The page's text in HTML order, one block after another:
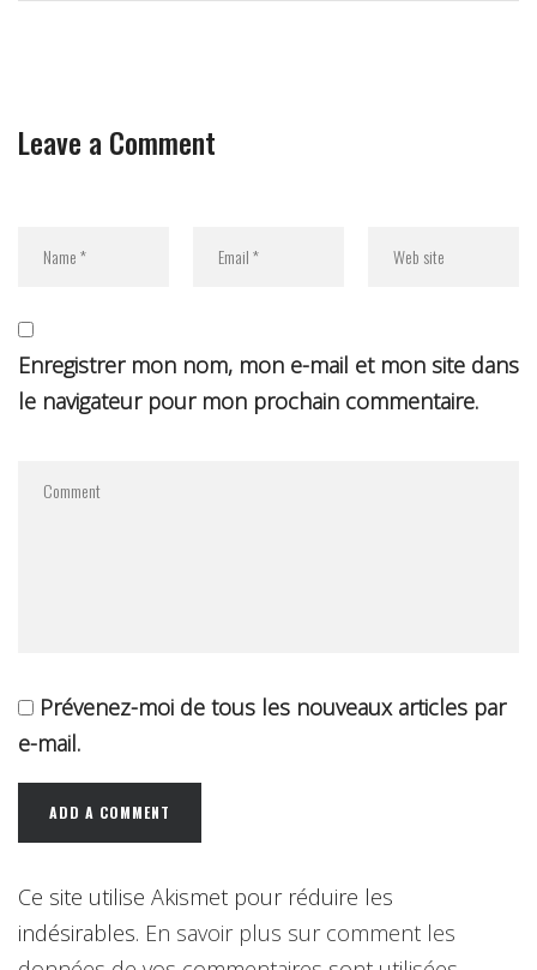
Leave a Comment
Enregistrer mon nom, mon e-mail et mon site dans
le navigateur pour mon prochain commentaire.
Prévenez-moi de tous les nouveaux articles par
e-mail.
Ce site utilise Akismet pour réduire les
indésirables. En savoir plus sur comment les